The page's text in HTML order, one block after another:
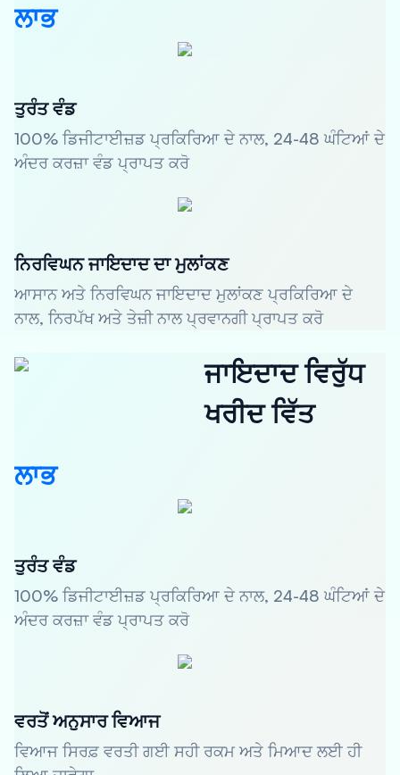
ਲਾਭ
ਤੁਰੰਤ ਵੰਡ
100% ਡਿਜੀਟਾਈਜ਼ਡ ਪ੍ਰਕਿਰਿਆ ਦੇ ਨਾਲ, 24-48 ਘੰਟਿਆਂ ਦੇ
ਅੰਦਰ ਕਰਜ਼ਾ ਵੰਡ ਪ੍ਰਾਪਤ ਕਰੋ
ਨਿਰਵਿਘਨ ਜਾਇਦਾਦ ਦਾ ਮੁਲਾਂਕਣ
ਆਸਾਨ ਅਤੇ ਨਿਰਵਿਘਨ ਜਾਇਦਾਦ ਮੁਲਾਂਕਣ ਪ੍ਰਕਿਰਿਆ ਦੇ
ਨਾਲ, ਨਿਰਪੱਖ ਅਤੇ ਤੇਜ਼ੀ ਨਾਲ ਪ੍ਰਵਾਨਗੀ ਪ੍ਰਾਪਤ ਕਰੋ
ਜਾਇਦਾਦ ਵਿਰੁੱਧ
ਖਰੀਦ ਵਿੱਤ
ਲਾਭ
ਤੁਰੰਤ ਵੰਡ
100% ਡਿਜੀਟਾਈਜ਼ਡ ਪ੍ਰਕਿਰਿਆ ਦੇ ਨਾਲ, 24-48 ਘੰਟਿਆਂ ਦੇ
ਅੰਦਰ ਕਰਜ਼ਾ ਵੰਡ ਪ੍ਰਾਪਤ ਕਰੋ
ਵਰਤੋਂ ਅਨੁਸਾਰ ਵਿਆਜ
ਵਿਆਜ ਸਿਰਫ਼ ਵਰਤੀ ਗਈ ਸਹੀ ਰਕਮ ਅਤੇ ਮਿਆਦ ਲਈ ਹੀ